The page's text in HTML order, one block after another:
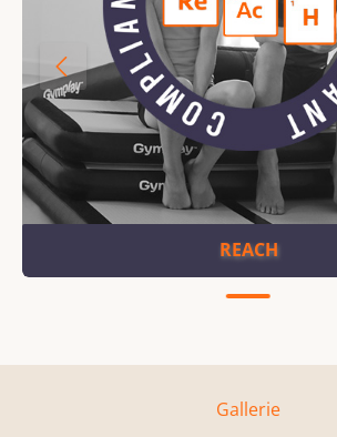
REACH
Gallerie